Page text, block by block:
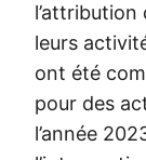
leurs
ont été
pour des
l’année